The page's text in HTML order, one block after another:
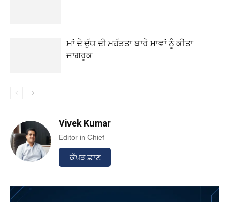
ਮਾਂ ਦੇ ਦੁੱਧ ਦੀ ਮਹੱਤਤਾ ਬਾਰੇ ਮਾਵਾਂ ਨੂੰ ਕੀਤਾ
ਜਾਗਰੂਕ
Vivek Kumar
Editor in Chief
ਕੱਪੜ ਛਾਣ